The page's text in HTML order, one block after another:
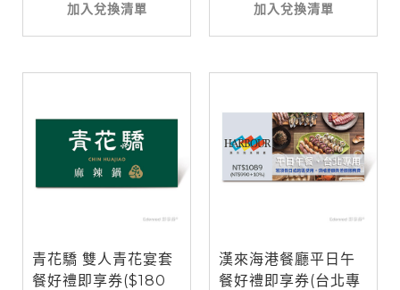
加入兌換清單 加入兌換清單
青花驕 雙人青花宴套
餐好禮即享券($180
漢來海港餐廳平日午
餐好禮即享券(台北專